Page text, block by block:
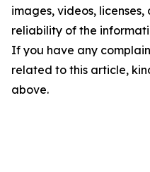
images, videos,
reliability of the
If you have any
related to this article,
above.